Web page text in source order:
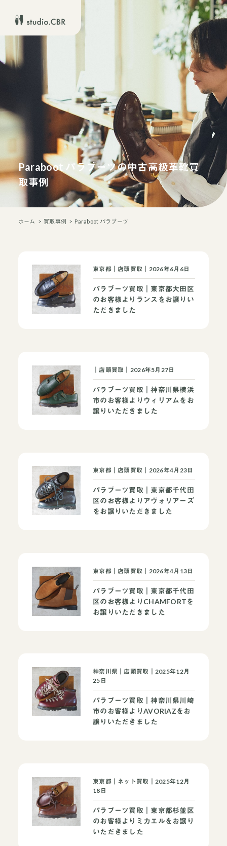
Paraboot パラブーツの中古高級革靴買
取事例
ホーム 買取事例 Paraboot パラブーツ
東京都｜店頭買取｜2026年6月6日
パラブーツ買取｜東京都大田区
のお客様よりランスをお譲りい
ただきました
｜店頭買取｜2026年5月27日
パラブーツ買取｜神奈川県横浜
市のお客様よりウィリアムをお
譲りいただきました
東京都｜店頭買取｜2026年4月23日
パラブーツ買取｜東京都千代田
区のお客様よりアヴォリアーズ
をお譲りいただきました
東京都｜店頭買取｜2026年4月13日
パラブーツ買取｜東京都千代田
区のお客様よりCHAMFORTを
お譲りいただきました
神奈川県｜店頭買取｜2025年12月
25日
パラブーツ買取｜神奈川県川崎
市のお客様よりAVORIAZをお
譲りいただきました
東京都｜ネット買取｜2025年12月
18日
パラブーツ買取｜東京都杉並区
のお客様よりミカエルをお譲り
いただきました